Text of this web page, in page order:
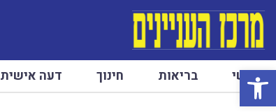
פתח סרגל נגישות
ראשי בריאות חינוך דעה אישית